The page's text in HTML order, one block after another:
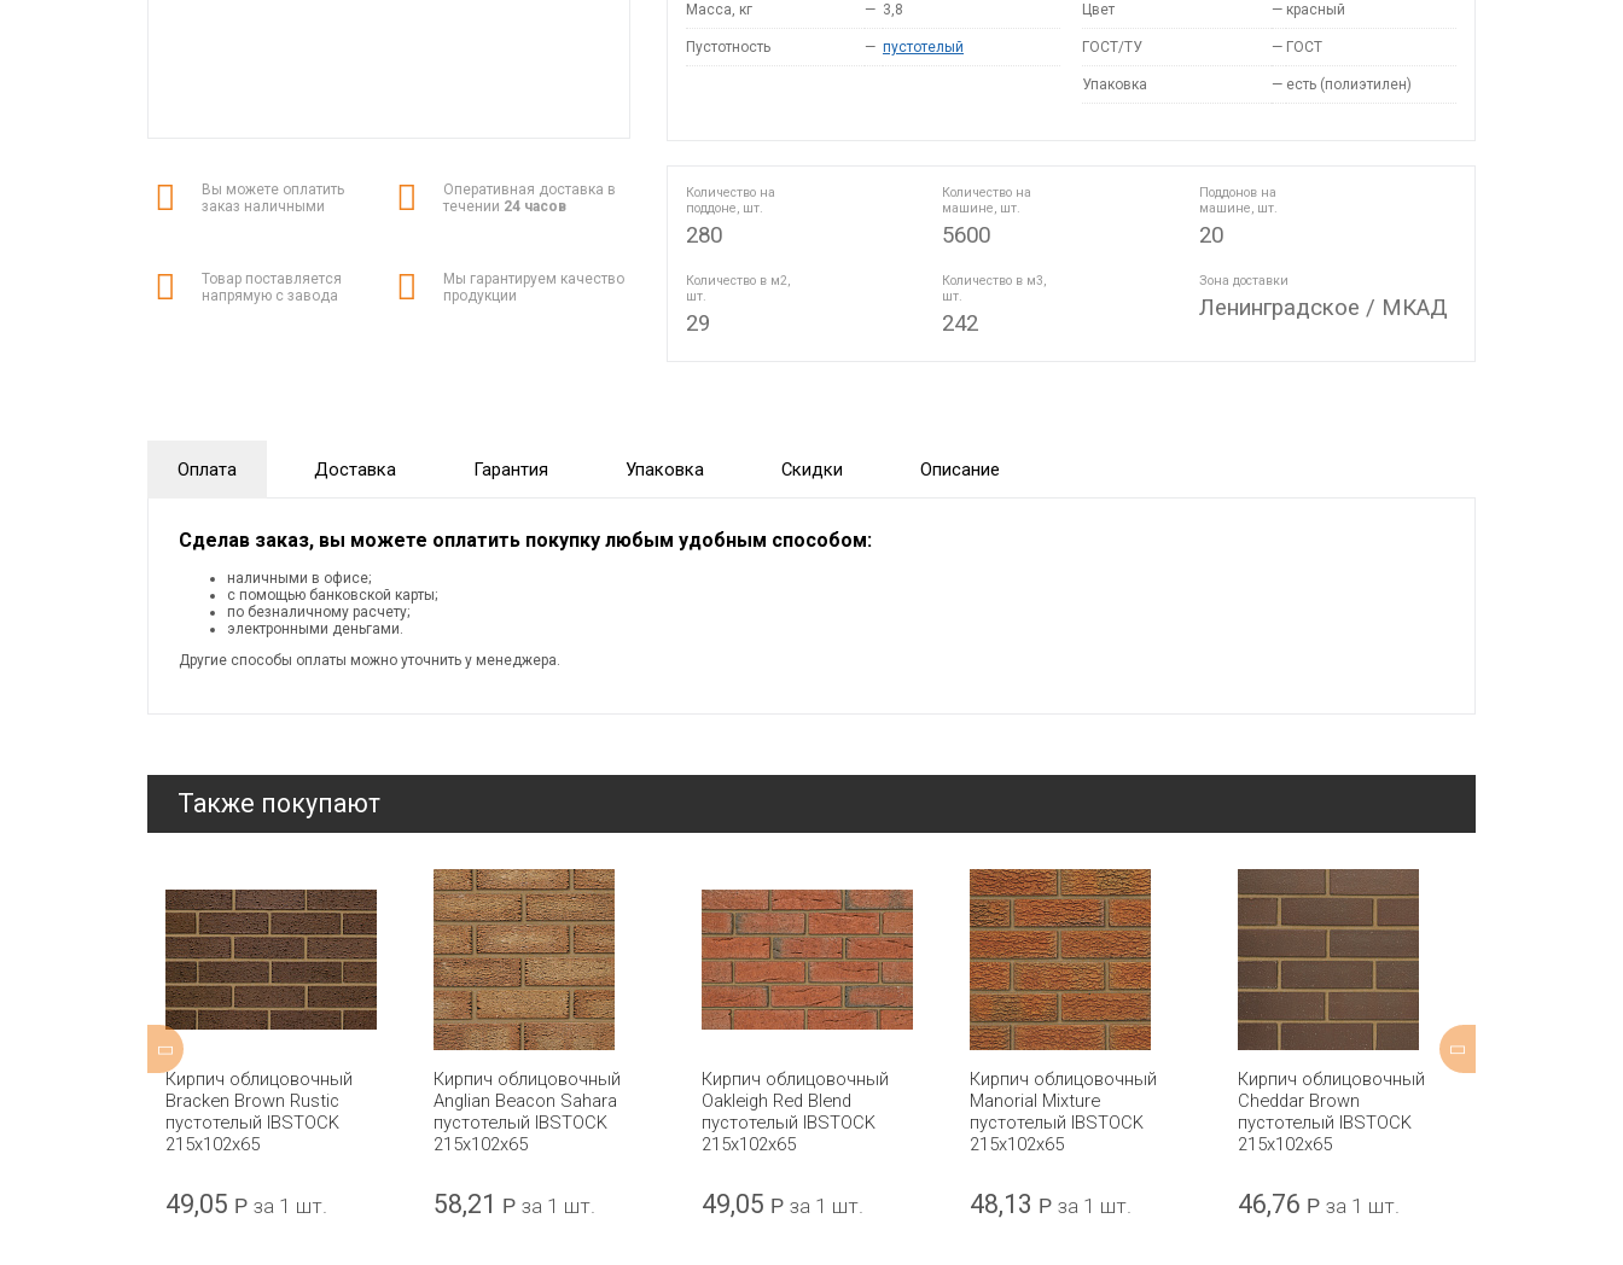
Вы можете оплатить
заказ наличными
Оперативная доставка в
течении 24 часов
Товар поставляется
напрямую с завода
Мы гарантируем качество
продукции
Масса, кг — 3,8
Пустотность — пустотелый
Цвет — красный
ГОСТ/ТУ — ГОСТ
Упаковка — есть (полиэтилен)
Количество на
поддоне, шт.
280
Количество на
машине, шт.
5600
Поддонов на
машине, шт.
20
Количество в м2,
шт.
29
Количество в м3,
шт.
242
Зона доставки
Ленинградское / МКАД
Оплата Доставка Гарантия Упаковка Скидки Описание
Сделав заказ, вы можете оплатить покупку любым удобным способом:
наличными в офисе;
с помощью банковской карты;
по безналичному расчету;
электронными деньгами.
Другие способы оплаты можно уточнить у менеджера.
Также покупают
Кирпич облицовочный
Bracken Brown Rustic
пустотелый IBSTOCK
215х102х65
49,05 Р за 1 шт.
Кирпич облицовочный
Anglian Beacon Sahara
пустотелый IBSTOCK
215x102x65
58,21 Р за 1 шт.
Кирпич облицовочный
Oakleigh Red Blend
пустотелый IBSTOCK
215х102х65
49,05 Р за 1 шт.
Кирпич облицовочный
Manorial Mixture
пустотелый IBSTOCK
215x102x65
48,13 Р за 1 шт.
Кирпич облицовочный
Cheddar Brown
пустотелый IBSTOCK
215x102x65
46,76 Р за 1 шт.